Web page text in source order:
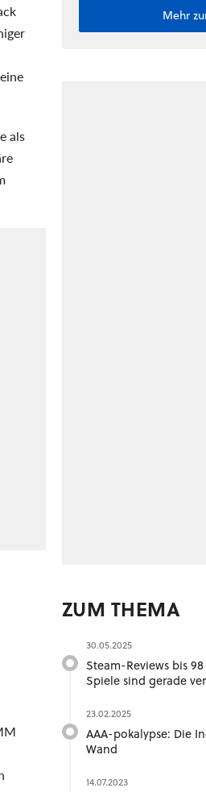
als
Mehr
ZUM THEMA
30.05.2025
Steam-Reviews bis
Spiele sind gerade
23.02.2025
AAA-pokalypse: Die
Wand
14.07.2023